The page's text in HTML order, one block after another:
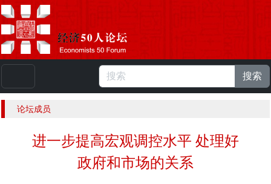
人 |English
搜索
论坛成员
进一步提高宏观调控水平 处理好
政府和市场的关系